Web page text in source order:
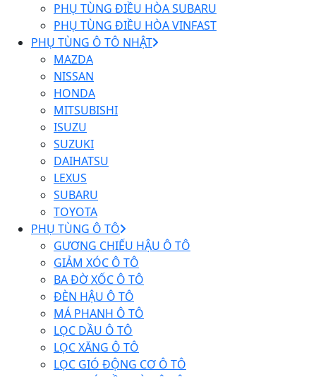
PHỤ TÙNG ĐIỀU HÒA SUBARU
PHỤ TÙNG ĐIỀU HÒA VINFAST
PHỤ TÙNG Ô TÔ NHẬT
MAZDA
NISSAN
HONDA
MITSUBISHI
ISUZU
SUZUKI
DAIHATSU
LEXUS
SUBARU
TOYOTA
PHỤ TÙNG Ô TÔ
GƯƠNG CHIẾU HẬU Ô TÔ
GIẢM XÓC Ô TÔ
BA ĐỜ XỐC Ô TÔ
ĐÈN HẬU Ô TÔ
MÁ PHANH Ô TÔ
LỌC DẦU Ô TÔ
LỌC XĂNG Ô TÔ
LỌC GIÓ ĐỘNG CƠ Ô TÔ